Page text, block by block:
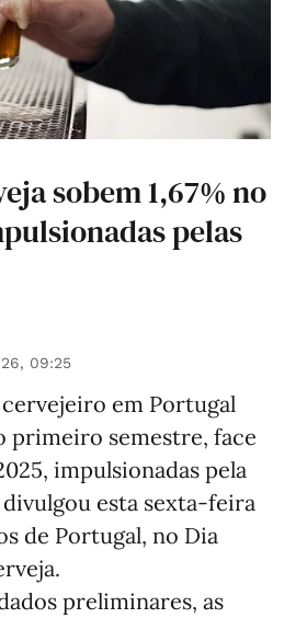
sobem 1,67% no
pelas
09:25
em Portugal
primeiro semestre, face
impulsionadas pela
esta sexta-feira
de Portugal, no Dia
preliminares, as